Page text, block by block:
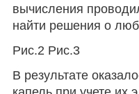
вычисления
найти решения о
Рис.2 Рис.3
В результате